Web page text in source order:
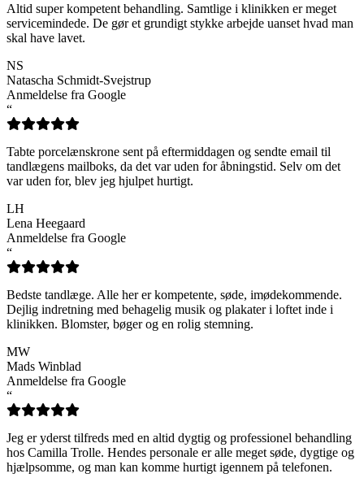
Altid super kompetent behandling. Samtlige i klinikken er meget
servicemindede. De gør et grundigt stykke arbejde uanset hvad man
skal have lavet.
NS
Natascha Schmidt-Svejstrup
Anmeldelse fra Google
“
Tabte porcelænskrone sent på eftermiddagen og sendte email til
tandlægens mailboks, da det var uden for åbningstid. Selv om det
var uden for, blev jeg hjulpet hurtigt.
LH
Lena Heegaard
Anmeldelse fra Google
“
Bedste tandlæge. Alle her er kompetente, søde, imødekommende.
Dejlig indretning med behagelig musik og plakater i loftet inde i
klinikken. Blomster, bøger og en rolig stemning.
MW
Mads Winblad
Anmeldelse fra Google
“
Jeg er yderst tilfreds med en altid dygtig og professionel behandling
hos Camilla Trolle. Hendes personale er alle meget søde, dygtige og
hjælpsomme, og man kan komme hurtigt igennem på telefonen.